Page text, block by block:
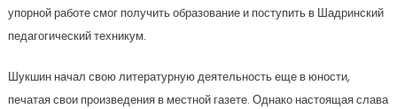
упорной работе смог получить образование и поступить в Шадринский
педагогический техникум.
Шукшин начал свою литературную деятельность еще в юности,
печатая свои произведения в местной газете. Однако настоящая слава